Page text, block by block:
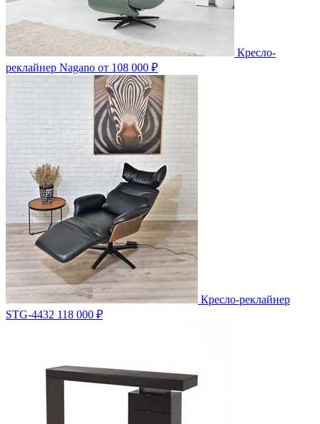
Кресло-
реклайнер Nagano от 108 000 ₽
Кресло-реклайнер
STG-4432 118 000 ₽